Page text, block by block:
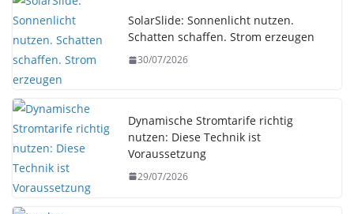
SolarSlide: Sonnenlicht nutzen.
Schatten schaffen. Strom erzeugen
30/07/2026
Dynamische Stromtarife richtig
nutzen: Diese Technik ist
Voraussetzung
29/07/2026